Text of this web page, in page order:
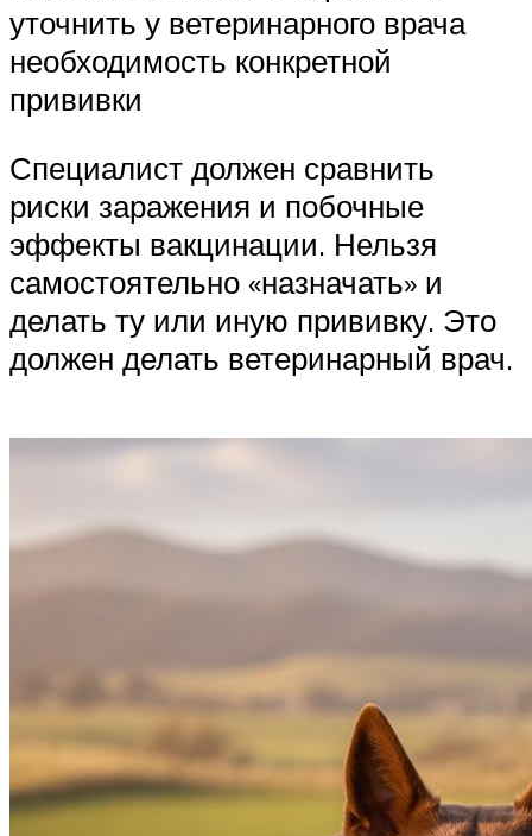
уточнить у ветеринарного врача
необходимость конкретной
прививки
Специалист должен сравнить
риски заражения и побочные
эффекты вакцинации. Нельзя
самостоятельно «назначать» и
делать ту или иную прививку. Это
должен делать ветеринарный врач.